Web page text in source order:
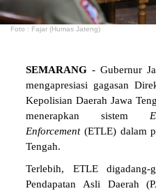
Foto : Fajar (Humas Jateng)
SEMARANG - Gubernur
mengapresiasi gagasan
Kepolisian Daerah Jawa
menerapkan sistem
Enforcement(ETLE) dalam
Tengah.
Terlebih, ETLE digadang-
Pendapatan Asli Daerah